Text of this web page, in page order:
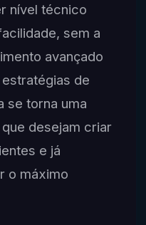
nível técnico
sem a
avançado
de
se torna uma
desejam criar
e já
o máximo